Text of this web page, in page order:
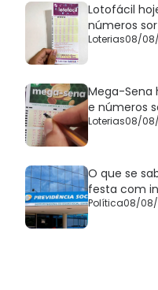
Lotofácil
números
Loterias08/
Mega-Sena
e números
Loterias08/
O que se
festa com
Política08/08/